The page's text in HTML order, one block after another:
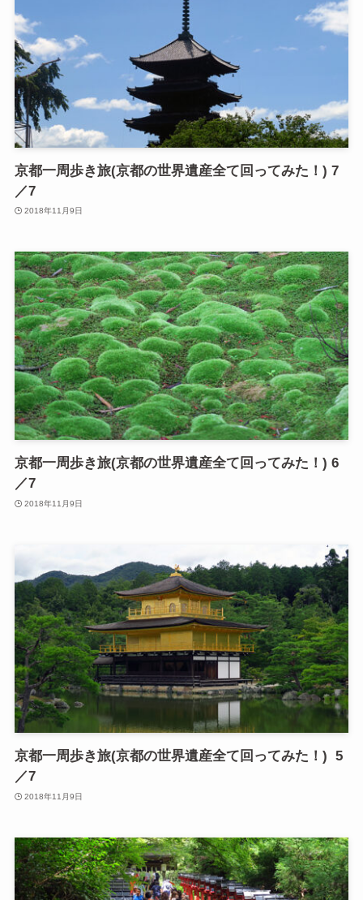
京都一周歩き旅(京都の世界遺産全て回ってみた！) 7
／7
2018年11月9日
京都一周歩き旅(京都の世界遺産全て回ってみた！) 6
／7
2018年11月9日
京都一周歩き旅(京都の世界遺産全て回ってみた！) 5
／7
2018年11月9日